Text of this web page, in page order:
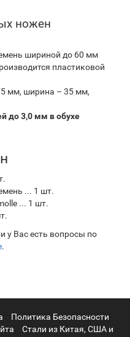
ножен
шириной до 60 мм
пластиковой
мм, ширина – 35 мм,
до 3,0 мм в обухе
... 1 шт.
... 1 шт.
у Вас есть вопросы по
.
Политика Безопасности
Стали из Китая, США и